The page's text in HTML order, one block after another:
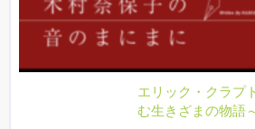
エリック・クラプ
む生きざまの物語